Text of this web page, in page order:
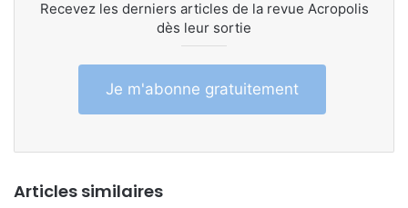
Recevez les derniers articles de la revue Acropolis
dès leur sortie
Je m'abonne gratuitement
Articles similaires